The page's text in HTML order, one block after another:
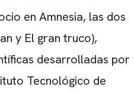
en Amnesia, las dos
y El gran truco),
desarrolladas por
Tecnológico de